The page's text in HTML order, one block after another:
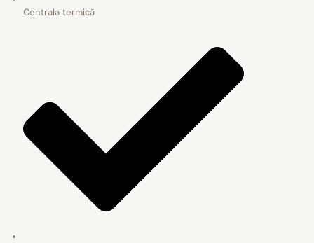
Centrala termică